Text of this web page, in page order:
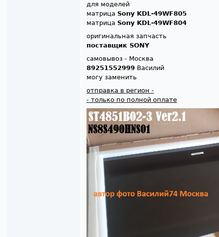
для моделей
матрица Sony KDL-49WF805
матрица Sony KDL-49WF804
оригинальная запчасть
поставщик SONY
самовывоз - Москва
89251552999 Василий
могу заменить
отправка в регион -
- только по полной оплате